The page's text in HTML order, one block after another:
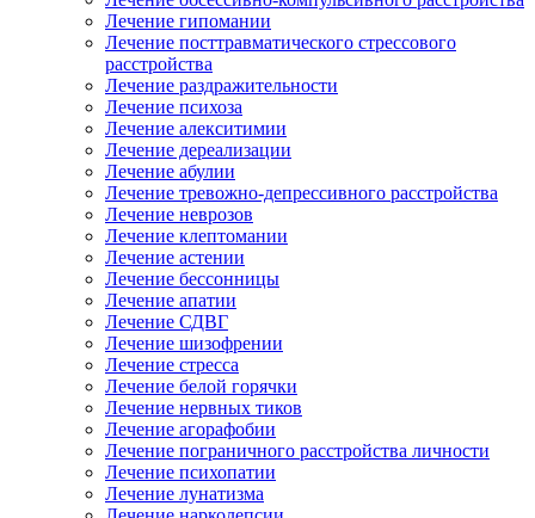
Лечение гипомании
Лечение посттравматического стрессового
расстройства
Лечение раздражительности
Лечение психоза
Лечение алекситимии
Лечение дереализации
Лечение абулии
Лечение тревожно-депрессивного расстройства
Лечение неврозов
Лечение клептомании
Лечение астении
Лечение бессонницы
Лечение апатии
Лечение СДВГ
Лечение шизофрении
Лечение стресса
Лечение белой горячки
Лечение нервных тиков
Лечение агорафобии
Лечение пограничного расстройства личности
Лечение психопатии
Лечение лунатизма